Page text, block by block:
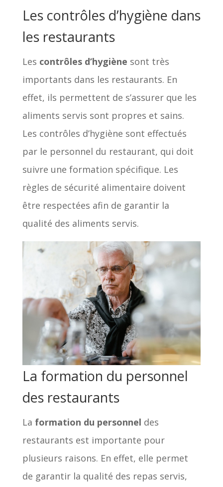
Les contrôles d’hygiène dans
les restaurants
Les contrôles d’hygiène sont très
importants dans les restaurants. En
effet, ils permettent de s’assurer que les
aliments servis sont propres et sains.
Les contrôles d’hygiène sont effectués
par le personnel du restaurant, qui doit
suivre une formation spécifique. Les
règles de sécurité alimentaire doivent
être respectées afin de garantir la
qualité des aliments servis.
La formation du personnel
des restaurants
La formation du personnel des
restaurants est importante pour
plusieurs raisons. En effet, elle permet
de garantir la qualité des repas servis,